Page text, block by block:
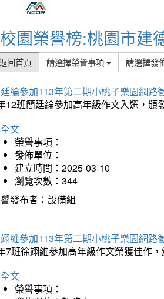
校園榮譽榜:桃園市建
回首頁 請選擇榮譽事項 請選擇發
綸參加113年第二期小桃子樂園網路
12班簡廷綸參加高年級作文入選，頒
文
榮譽事項：
發佈單位：
建立時間：2025-03-10
瀏覽次數：344
發布者：設備組
維參加113年第二期小桃子樂園網路
7班徐翊維參加高年級作文榮獲佳作
文
榮譽事項：